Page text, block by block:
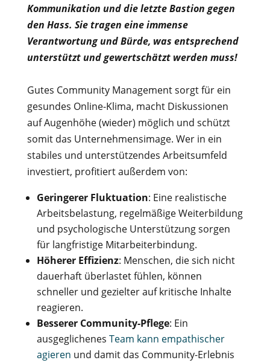
Kommunikation und die letzte Bastion gegen
den Hass. Sie tragen eine immense
Verantwortung und Bürde, was entsprechend
unterstützt und gewertschätzt werden muss!
Gutes Community Management sorgt für ein
gesundes Online-Klima, macht Diskussionen
auf Augenhöhe (wieder) möglich und schützt
somit das Unternehmensimage. Wer in ein
stabiles und unterstützendes Arbeitsumfeld
investiert, profitiert außerdem von:
Geringerer Fluktuation: Eine realistische
Arbeitsbelastung, regelmäßige Weiterbildung
und psychologische Unterstützung sorgen
für langfristige Mitarbeiterbindung.
Höherer Effizienz: Menschen, die sich nicht
dauerhaft überlastet fühlen, können
schneller und gezielter auf kritische Inhalte
reagieren.
Besserer Community-Pflege: Ein
ausgeglichenes Team kann empathischer
agieren und damit das Community-Erlebnis